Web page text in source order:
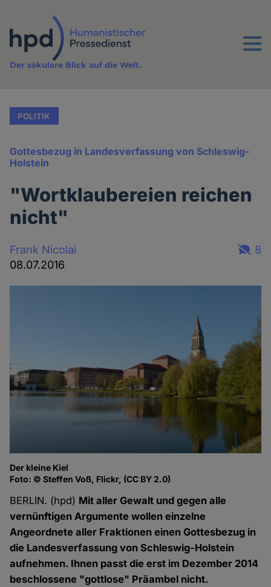
Inhalt
Menu
Der säkulare Blick auf die Welt.
POLITIK
Gottesbezug in Landesverfassung von Schleswig-
Holstein
"Wortklaubereien reichen
nicht"
Frank Nicolai
08.07.2016
8
Der kleine Kiel
Foto: © Steffen Voß, Flickr, (CC BY 2.0)
BERLIN. (hpd) Mit aller Gewalt und gegen alle
vernünftigen Argumente wollen einzelne
Angeordnete aller Fraktionen einen Gottesbezug in
die Landesverfassung von Schleswig-Holstein
aufnehmen. Ihnen passt die erst im Dezember 2014
beschlossene "gottlose" Präambel nicht.